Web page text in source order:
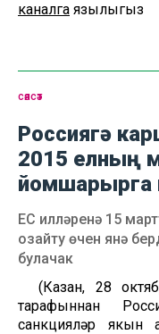
каналга язылыгыз
сәясәт
Россиягә
2015 елның
йомшарырга
ЕС илләренә 15
озайту өчен янә
булачак
(Казан, 28
тарафыннан
санкцияләр якын